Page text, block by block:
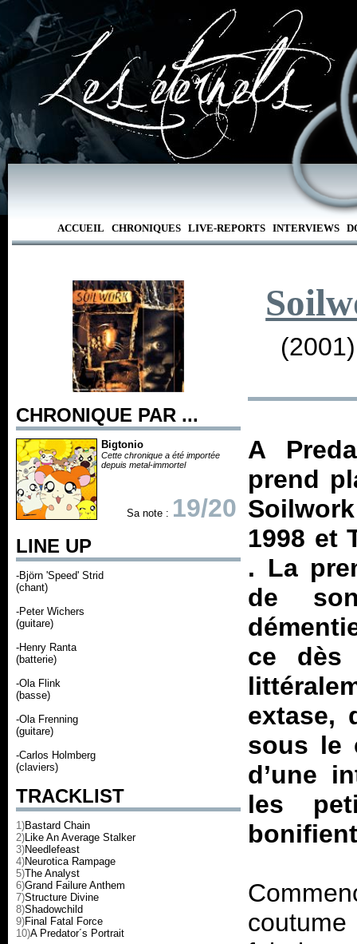
ACCUEIL CHRONIQUES LIVE-REPORTS INTERVIEWS
CHRONIQUE PAR ...
Bigtonio
Cette chronique a été importée
depuis metal-immortel
Sa note : 19/20
LINE UP
-Björn 'Speed' Strid
(chant)
-Peter Wichers
(guitare)
-Henry Ranta
(batterie)
-Ola Flink
(basse)
-Ola Frenning
(guitare)
-Carlos Holmberg
(claviers)
TRACKLIST
1)Bastard Chain
2)Like An Average Stalker
3)Needlefeast
4)Neurotica Rampage
5)The Analyst
6)Grand Failure Anthem
7)Structure Divine
8)Shadowchild
9)Final Fatal Force
10)A Predator´s Portrait
A
prend
1998 et
. La
de
ce dès
extase,
sous le
d’une
les